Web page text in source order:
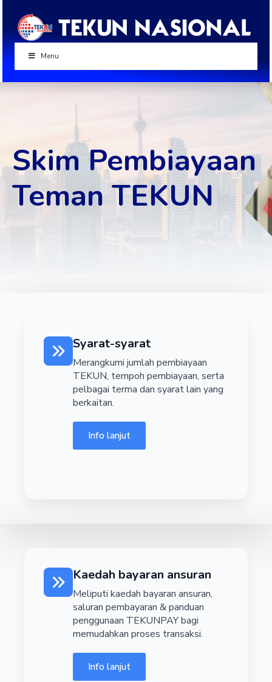
Menu
Skim Pembiayaan
Teman TEKUN
Syarat-syarat
Merangkumi jumlah pembiayaan
TEKUN, tempoh pembiayaan, serta
pelbagai terma dan syarat lain yang
berkaitan.
Info lanjut
Kaedah bayaran ansuran
Meliputi kaedah bayaran ansuran,
saluran pembayaran & panduan
penggunaan TEKUNPAY bagi
memudahkan proses transaksi.
Info lanjut